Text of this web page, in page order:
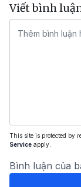
Viết bình
This site is protected by
Service apply.
Bình luận của